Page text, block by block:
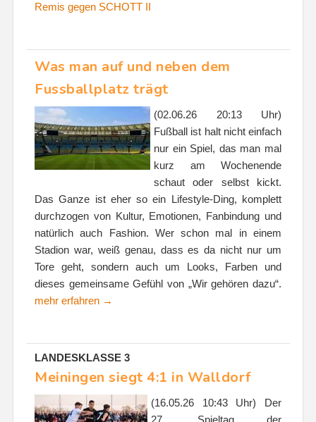
Remis gegen SCHOTT II
Was man auf und neben dem
Fussballplatz trägt
(02.06.26 20:13 Uhr)
Fußball ist halt nicht einfach
nur ein Spiel, das man mal
kurz am Wochenende
schaut oder selbst kickt.
Das Ganze ist eher so ein Lifestyle-Ding, komplett
durchzogen von Kultur, Emotionen, Fanbindung und
natürlich auch Fashion. Wer schon mal in einem
Stadion war, weiß genau, dass es da nicht nur um
Tore geht, sondern auch um Looks, Farben und
dieses gemeinsame Gefühl von „Wir gehören dazu“.
mehr erfahren →
LANDESKLASSE 3
Meiningen siegt 4:1 in Walldorf
(16.05.26 10:43 Uhr) Der
27. Spieltag der